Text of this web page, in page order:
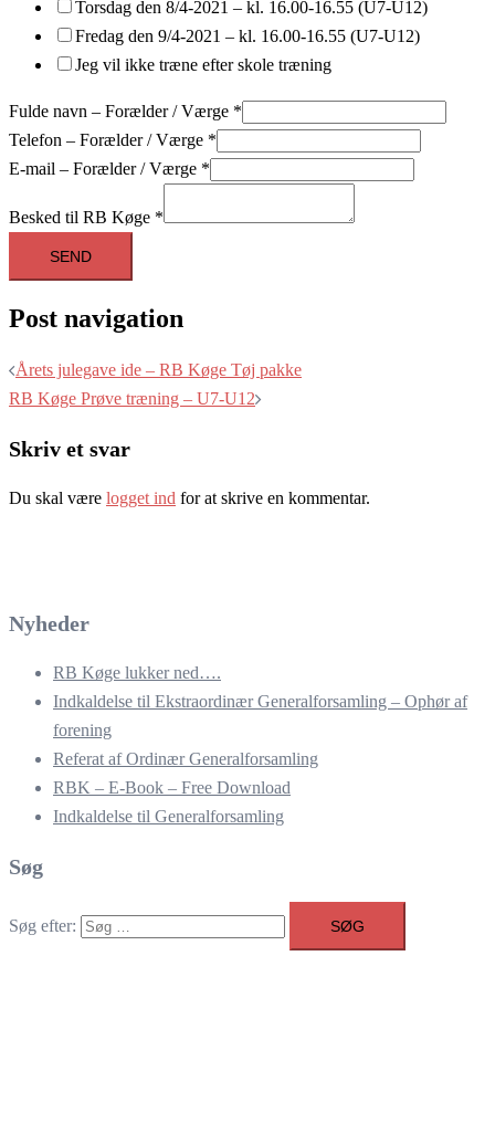
Torsdag den 8/4-2021 – kl. 16.00-16.55 (U7-U12)
Fredag den 9/4-2021 – kl. 16.00-16.55 (U7-U12)
Jeg vil ikke træne efter skole træning
Fulde navn – Forælder / Værge *
Telefon – Forælder / Værge *
E-mail – Forælder / Værge *
Besked til RB Køge *
SEND
Post navigation
Årets julegave ide – RB Køge Tøj pakke
RB Køge Prøve træning – U7-U12
Skriv et svar
Du skal være logget ind for at skrive en kommentar.
Nyheder
RB Køge lukker ned….
Indkaldelse til Ekstraordinær Generalforsamling – Ophør af
forening
Referat af Ordinær Generalforsamling
RBK – E-Book – Free Download
Indkaldelse til Generalforsamling
Søg
Søg efter: